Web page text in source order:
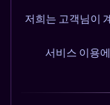
저희는 고객님이
서비스 이용